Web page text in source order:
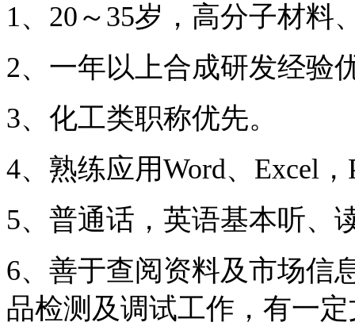
1、20～35岁，高分子材料
2、一年以上合成研发经验
3、化工类职称优先。
4、熟练应用Word、Excel
5、普通话，英语基本听、
6、善于查阅资料及市场信
品检测及调试工作，有一